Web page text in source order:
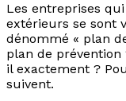
Les entreprises
extérieurs se sont
dénommé « plan
plan de
il exactement ?
suivent.